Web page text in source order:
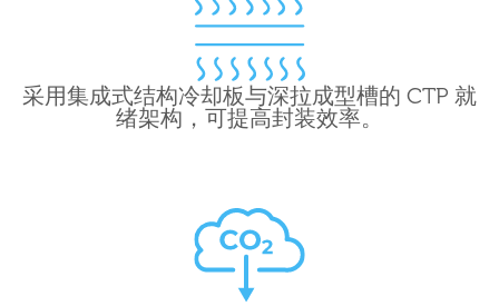
采用集成式结构冷却板与深拉成型槽的 CTP 就
绪架构，可提高封装效率。